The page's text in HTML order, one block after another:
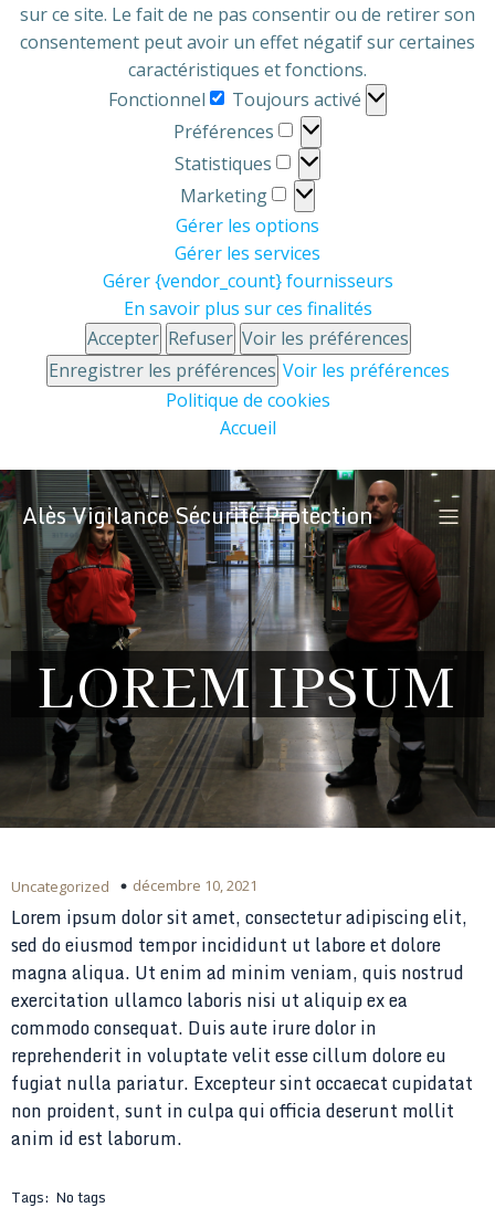
sur ce site. Le fait de ne pas consentir ou de retirer son
consentement peut avoir un effet négatif sur certaines
caractéristiques et fonctions.
Fonctionnel
Fonctionnel
Toujours activé
Préférences
Préférences
Statistiques
Statistiques
Marketing
Marketing
Gérer les options
Gérer les services
Gérer {vendor_count} fournisseurs
En savoir plus sur ces finalités
Accepter Refuser Voir les préférences
Enregistrer les préférences Voir les préférences
Politique de cookies
Accueil
Alès Vigilance Sécurité Protection
LOREM IPSUM
Uncategorized décembre 10, 2021
Lorem ipsum dolor sit amet, consectetur adipiscing elit,
sed do eiusmod tempor incididunt ut labore et dolore
magna aliqua. Ut enim ad minim veniam, quis nostrud
exercitation ullamco laboris nisi ut aliquip ex ea
commodo consequat. Duis aute irure dolor in
reprehenderit in voluptate velit esse cillum dolore eu
fugiat nulla pariatur. Excepteur sint occaecat cupidatat
non proident, sunt in culpa qui officia deserunt mollit
anim id est laborum.
Tags: No tags